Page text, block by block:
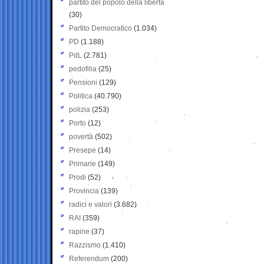
partito del popolo della libertà
(30)
Partito Democratico (1.034)
PD (1.188)
PdL (2.781)
pedofilia (25)
Pensioni (129)
Politica (40.790)
polizia (253)
Porto (12)
povertà (502)
Presepe (14)
Primarie (149)
Prodi (52)
Provincia (139)
radici e valori (3.682)
RAI (359)
rapine (37)
Razzismo (1.410)
Referendum (200)